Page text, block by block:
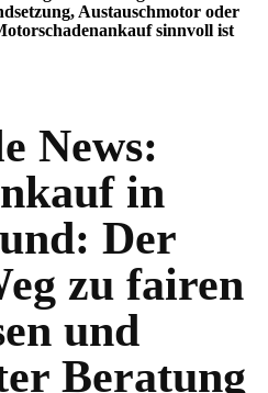
Austauschmotor oder
sinnvoll ist
News:
in
Der
zu fairen
und
Beratung